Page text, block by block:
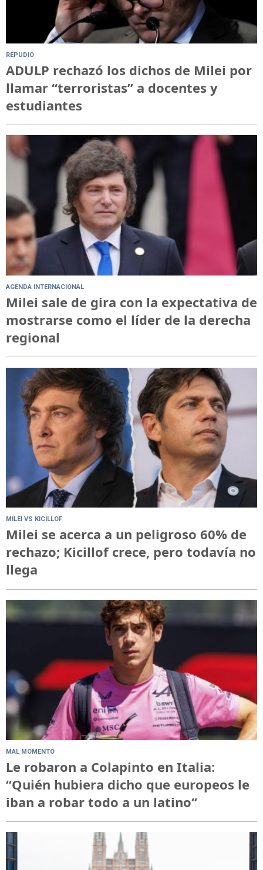
REPUDIO
ADULP rechazó los dichos de Milei por
llamar “terroristas” a docentes y
estudiantes
AGENDA INTERNACIONAL
Milei sale de gira con la expectativa de
mostrarse como el líder de la derecha
regional
MILEI VS KICILLOF
Milei se acerca a un peligroso 60% de
rechazo; Kicillof crece, pero todavía no
llega
MAL MOMENTO
Le robaron a Colapinto en Italia:
“Quién hubiera dicho que europeos le
iban a robar todo a un latino“